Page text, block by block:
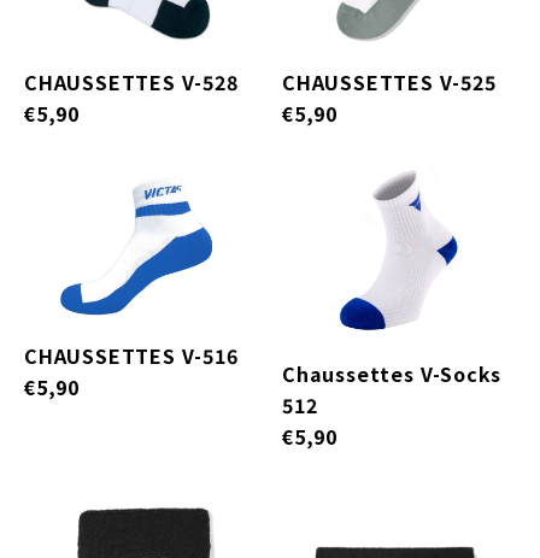
CHAUSSETTES V-528
€5,90
CHAUSSETTES V-525
€5,90
CHAUSSETTES V-516
€5,90
Chaussettes V-Socks
512
€5,90